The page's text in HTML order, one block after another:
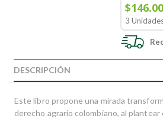
3
DESCRIPCIÓN
Este libro propone una mirada
derecho agrario colombiano, al plantear